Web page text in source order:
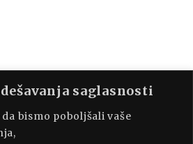
saglasnosti
bismo poboljšali vaše